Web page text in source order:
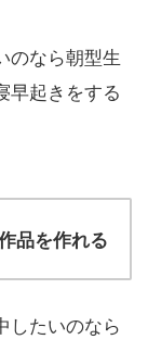
のなら朝型生
早起きをする
品を作れる
したいのなら